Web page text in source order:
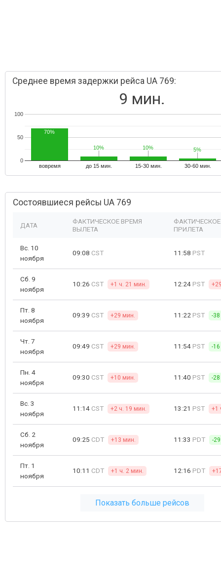
Среднее время задержки рейса UA 769:
9 мин.
вовремя до 15 мин. 15-30 мин. 30-60 мин.
0
50
100
70%
10%
10% 10%
10% 5%
5%
Состоявшиеся рейсы UA 769
ДАТА
ФАКТИЧЕСКОЕ ВРЕМЯ
ВЫЛЕТА
ПРИЛЕТА
Вс. 10
ноября
09:08 CST 11:58 PST
Сб. 9
ноября
10:26 CST +1 ч. 21 мин. 12:24 PST
Пт. 8
ноября
09:39 CST +29 мин. 11:22 PST -
Чт. 7
ноября
09:49 CST +29 мин. 11:54 PST -
Пн. 4
ноября
09:30 CST +10 мин. 11:40 PST -
Вс. 3
ноября
11:14 CST +2 ч. 19 мин. 13:21 PST +1
Сб. 2
ноября
09:25 CDT +13 мин. 11:33 PDT -
Пт. 1
ноября
10:11 CDT +1 ч. 2 мин. 12:16 PDT
Показать больше рейсов